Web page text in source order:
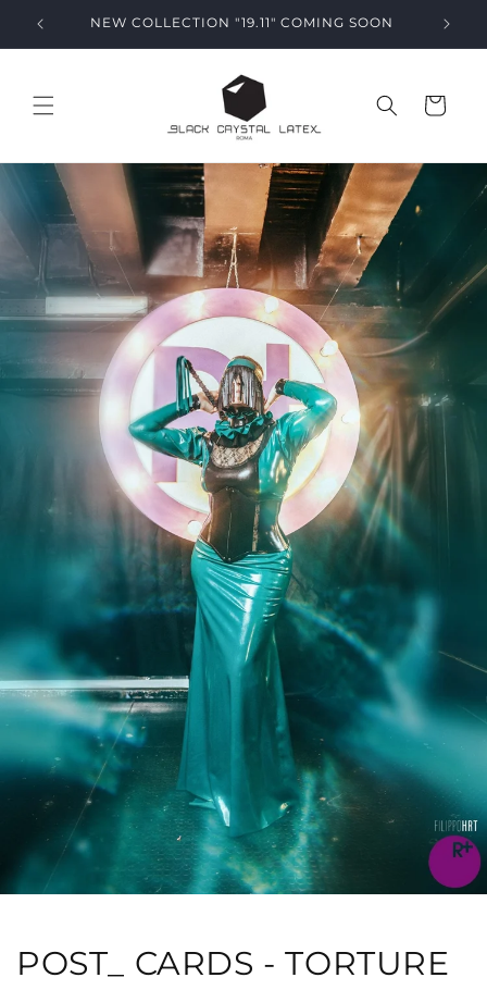
direttamenteNEW COLLECTION "19.11" COMING SOON
Carrello
POST_ CARDS - TORTURE